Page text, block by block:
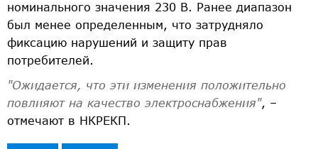
номинального значения 230 В. Ранее диапазон
был менее определенным, что затрудняло
фиксацию нарушений и защиту прав
потребителей.
"Ожидается, что эти изменения положительно
повлияют на качество электроснабжения", –
отмечают в НКРЕКП.